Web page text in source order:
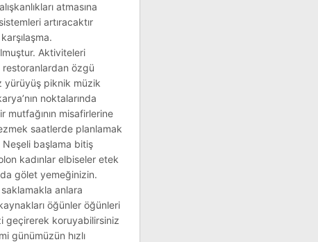
atmasına
artıracaktır
Aktiviteleri
restoranlardan özgü
yürüyüş piknik müzik
noktalarında
misafirlerine
saatlerde planlamak
Neşeli başlama bitiş
kadınlar elbiseler etek
gölet yemeğinizin.
anlara
öğünler öğünleri
geçirerek koruyabilirsiniz
günümüzün hızlı